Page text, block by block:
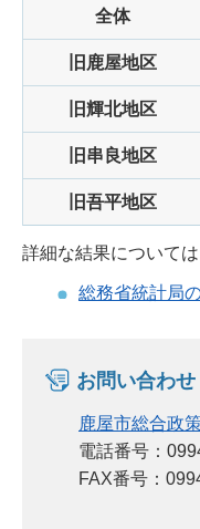
全体
旧鹿屋地区
旧輝北地区
旧串良地区
旧吾平地区
詳細な結果について
総務省統計局
お問い合わせ
鹿屋市総合政
電話番号：
FAX番号：